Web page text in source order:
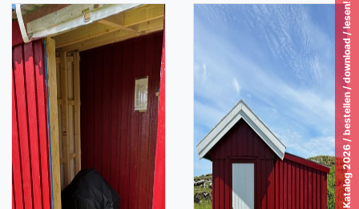
Katalog 2026 / bestellen / download / lesen!